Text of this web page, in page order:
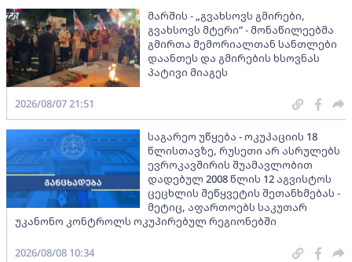
მარშის - „გვახსოვს გმირები,
გვახსოვს მტერი” - მონაწილეებმა
გმირთა მემორიალთან სანთლები
დაანთეს და გმირების ხსოვნას
პატივი მიაგეს
2026/08/07 21:51
საგარეო უწყება - ოკუპაციის 18
წლისთავზე, რუსეთი არ ასრულებს
ევროკავშირის შუამავლობით
დადებულ 2008 წლის 12 აგვისტოს
ცეცხლის შეწყვეტის შეთანხმებას -
მეტიც, აფართოებს საკუთარ
უკანონო კონტროლს ოკუპირებულ რეგიონებში
2026/08/08 10:34